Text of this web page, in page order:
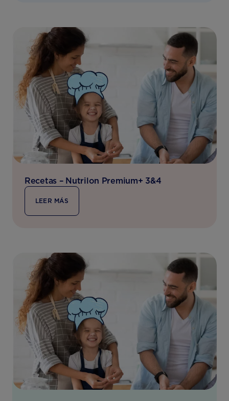
Recetas – Nutrilon Premium+ 3&4
LEER MÁS